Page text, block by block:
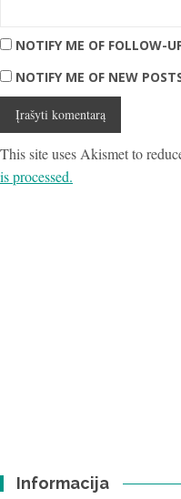
NOTIFY ME OF FOLLOW-
NOTIFY ME OF NEW
This site uses Akismet to
is processed.
Informacija